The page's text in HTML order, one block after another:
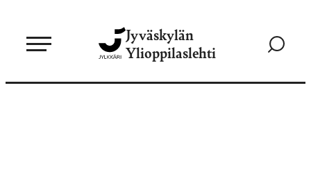
sisältöön
Jyväskylän
Ylioppilaslehti
Siirry